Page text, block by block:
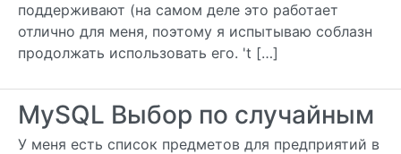
поддерживают (на самом деле это работает
отлично для меня, поэтому я испытываю соблазн
продолжать использовать его. 't […]
MySQL Выбор по случайным
У меня есть список предметов для предприятий в